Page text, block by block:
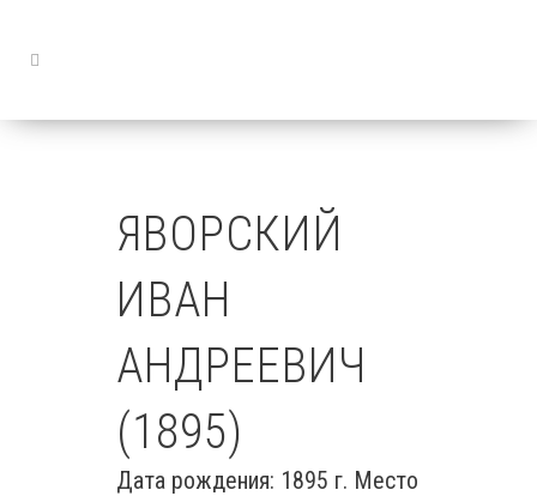
ЯВОРСКИЙ
ИВАН
АНДРЕЕВИЧ
(1895)
Дата рождения: 1895 г. Место